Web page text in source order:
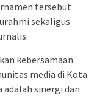
tersebut
sekaligus
kebersamaan
media di Kota
adalah sinergi dan